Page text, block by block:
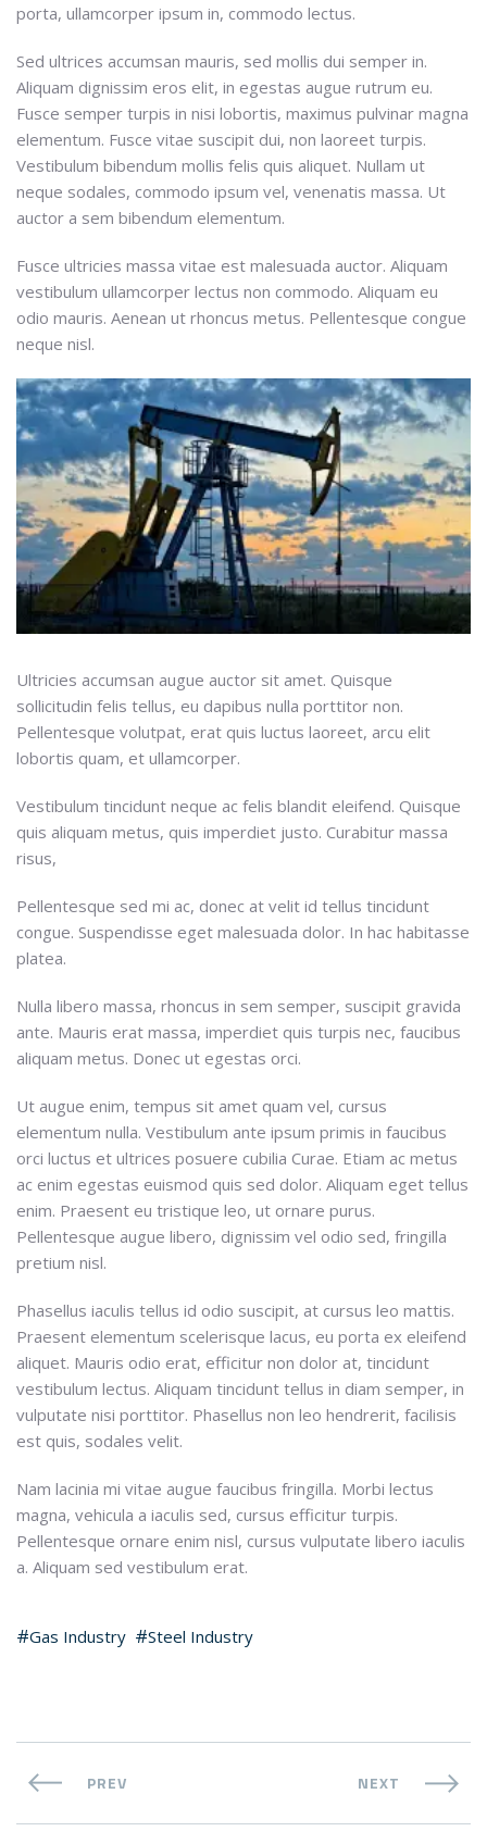
porta, ullamcorper ipsum in, commodo lectus.
Sed ultrices accumsan mauris, sed mollis dui semper in.
Aliquam dignissim eros elit, in egestas augue rutrum eu.
Fusce semper turpis in nisi lobortis, maximus pulvinar magna
elementum. Fusce vitae suscipit dui, non laoreet turpis.
Vestibulum bibendum mollis felis quis aliquet. Nullam ut
neque sodales, commodo ipsum vel, venenatis massa. Ut
auctor a sem bibendum elementum.
Fusce ultricies massa vitae est malesuada auctor. Aliquam
vestibulum ullamcorper lectus non commodo. Aliquam eu
odio mauris. Aenean ut rhoncus metus. Pellentesque congue
neque nisl.
Ultricies accumsan augue auctor sit amet. Quisque
sollicitudin felis tellus, eu dapibus nulla porttitor non.
Pellentesque volutpat, erat quis luctus laoreet, arcu elit
lobortis quam, et ullamcorper.
Vestibulum tincidunt neque ac felis blandit eleifend. Quisque
quis aliquam metus, quis imperdiet justo. Curabitur massa
risus,
Pellentesque sed mi ac, donec at velit id tellus tincidunt
congue. Suspendisse eget malesuada dolor. In hac habitasse
platea.
Nulla libero massa, rhoncus in sem semper, suscipit gravida
ante. Mauris erat massa, imperdiet quis turpis nec, faucibus
aliquam metus. Donec ut egestas orci.
Ut augue enim, tempus sit amet quam vel, cursus
elementum nulla. Vestibulum ante ipsum primis in faucibus
orci luctus et ultrices posuere cubilia Curae. Etiam ac metus
ac enim egestas euismod quis sed dolor. Aliquam eget tellus
enim. Praesent eu tristique leo, ut ornare purus.
Pellentesque augue libero, dignissim vel odio sed, fringilla
pretium nisl.
Phasellus iaculis tellus id odio suscipit, at cursus leo mattis.
Praesent elementum scelerisque lacus, eu porta ex eleifend
aliquet. Mauris odio erat, efficitur non dolor at, tincidunt
vestibulum lectus. Aliquam tincidunt tellus in diam semper, in
vulputate nisi porttitor. Phasellus non leo hendrerit, facilisis
est quis, sodales velit.
Nam lacinia mi vitae augue faucibus fringilla. Morbi lectus
magna, vehicula a iaculis sed, cursus efficitur turpis.
Pellentesque ornare enim nisl, cursus vulputate libero iaculis
a. Aliquam sed vestibulum erat.
Gas Industry Steel Industry
PREV NEXT